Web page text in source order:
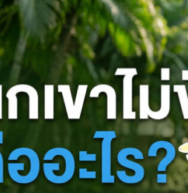
หุ้มปลาย
ะเพศ โค้ง งอ ผิดรูป
แปลกปลอมอวัยวะเพศชาย
าย
เตอโรน (Testosterone)
ความยาวอวัยวะเพศ
าโรคหย่อนสมรรถภาพทางเพศ
ลั่งเร็ว
หนังหุ้มปลาย